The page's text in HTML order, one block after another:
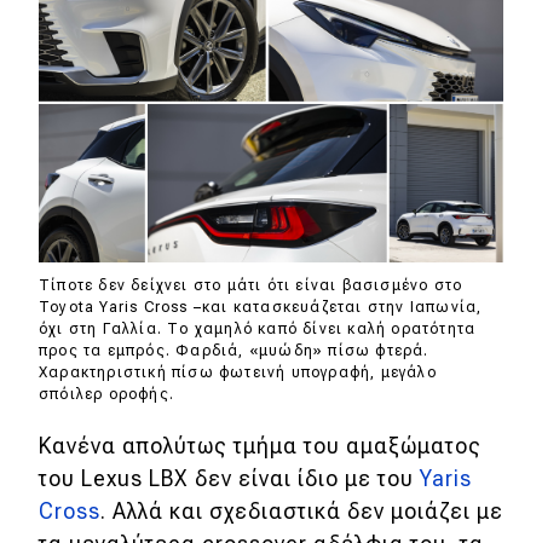
Τίποτε δεν δείχνει στο μάτι ότι είναι βασισμένο στο
Toyota Yaris Cross –και κατασκευάζεται στην Ιαπωνία,
όχι στη Γαλλία. Το χαμηλό καπό δίνει καλή ορατότητα
προς τα εμπρός. Φαρδιά, «μυώδη» πίσω φτερά.
Χαρακτηριστική πίσω φωτεινή υπογραφή, μεγάλο
σπόιλερ οροφής.
Κανένα απολύτως τμήμα του αμαξώματος
του Lexus LBX δεν είναι ίδιο με τουYaris
Cross. Αλλά και σχεδιαστικά δεν μοιάζει με